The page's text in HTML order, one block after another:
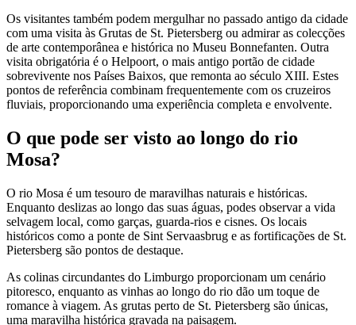
Os visitantes também podem mergulhar no passado antigo da cidade
com uma visita às Grutas de St. Pietersberg ou admirar as colecções
de arte contemporânea e histórica no Museu Bonnefanten. Outra
visita obrigatória é o Helpoort, o mais antigo portão de cidade
sobrevivente nos Países Baixos, que remonta ao século XIII. Estes
pontos de referência combinam frequentemente com os cruzeiros
fluviais, proporcionando uma experiência completa e envolvente.
O que pode ser visto ao longo do rio
Mosa?
O rio Mosa é um tesouro de maravilhas naturais e históricas.
Enquanto deslizas ao longo das suas águas, podes observar a vida
selvagem local, como garças, guarda-rios e cisnes. Os locais
históricos como a ponte de Sint Servaasbrug e as fortificações de St.
Pietersberg são pontos de destaque.
As colinas circundantes do Limburgo proporcionam um cenário
pitoresco, enquanto as vinhas ao longo do rio dão um toque de
romance à viagem. As grutas perto de St. Pietersberg são únicas,
uma maravilha histórica gravada na paisagem.